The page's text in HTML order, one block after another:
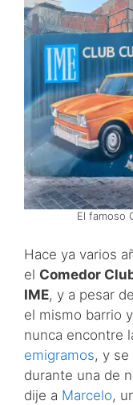
El famoso
Hace ya varios
el Comedor
IME, y a pesar
el mismo barrio
nunca encontre
emigramos, y
durante una de
dije a Marcelo,